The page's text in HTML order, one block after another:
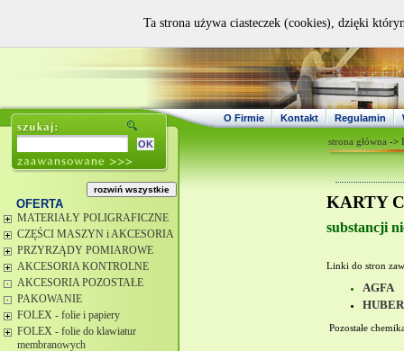
O Firmie Kontakt Regulamin
OFERTA
MATERIAŁY POLIGRAFICZNE
CZĘŚCI MASZYN i AKCESORIA
PRZYRZĄDY POMIAROWE
AKCESORIA KONTROLNE
AKCESORIA POZOSTAŁE
PAKOWANIE
FOLEX - folie i papiery
FOLEX - folie do klawiatur
membranowych
strona główna ->
KARTY
substancji
Linki do stron
AGFA
Pozostałe
Ta strona używa ciasteczek (cookies), dzięki